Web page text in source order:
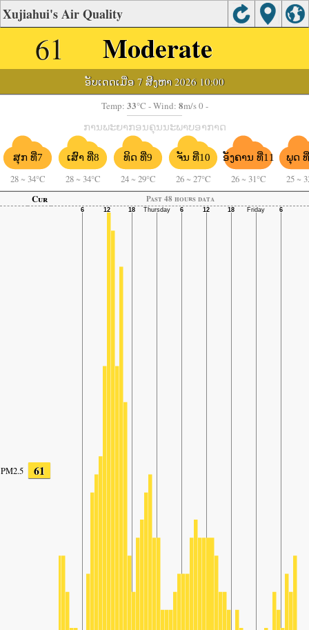
Xujiahui's Air Quality
61 Moderate
ອັບເດດເມື່ອ 7 ສິງຫາ 2026 10:00
Temp: 33°C - Wind: 8m/s 0 -
ການພະຍາກອນຄຸນນະພາບອາກາດ
ສຸກ ທີ່7
28 ~ 34°C
ເສົາ ທີ່8
28 ~ 34°C
ທິດ ທີ່9
24 ~ 29°C
ຈັນ ທີ່10
26 ~ 27°C
ອັງຄານ ທີ່11
26 ~ 31°C
ພຸດ
25 ~
Cur
Past 48 hours data
PM2.5 61